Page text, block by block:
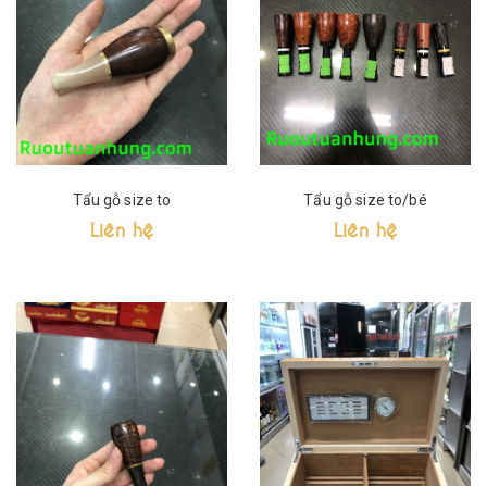
Tẩu gỗ size to
Liên hệ
Tẩu gỗ size to/bé
Liên hệ